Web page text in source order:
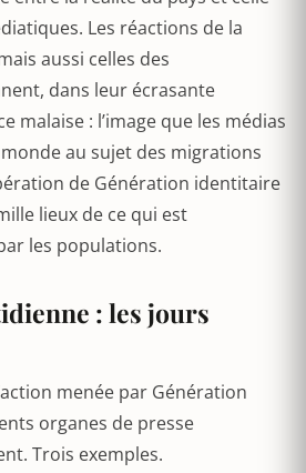
Les réactions de la
aussi celles des
dans leur écrasante
malaise : l’image que les médias
au sujet des migrations
de Génération identitaire
lieux de ce qui est
les populations.
: les jours
menée par Génération
organes de presse
Trois exemples.